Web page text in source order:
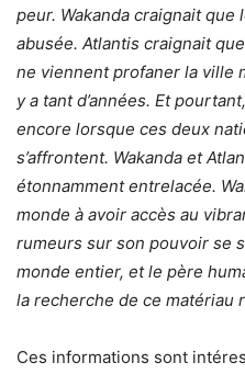
peur. Wakanda craignait
abusée. Atlantis craignait
ne viennent profaner la ville
y a tant d’années. Et
encore lorsque ces deux
s’affrontent. Wakanda et
étonnamment entrelacée.
monde à avoir accès au
rumeurs sur son pouvoir se
monde entier, et le père
la recherche de ce matériau
Ces informations sont